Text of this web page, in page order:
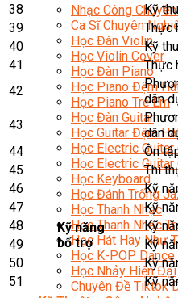
Nhạc Công
Ca Sĩ Chuyên
Học Đàn Violin
Học Violin Cover
Học Đàn Piano
Học Piano Đệm
Học Piano Trẻ Em
Học Đàn Guitar
Học Guitar Đệm
Học Electric
Học Electric Guitar
Học Keyboard
Học Đánh Trống
Học Thanh Nhạc
Học Thanh Nhạc
Học Hát Hay Như
Học K-POP Dance
Học Nhảy Hiện Đại
Chuyên Đề Tiktok
38
Kỹ
39
Thực
40
Kỹ
41
Thực
42
dân
43
dân
44
Ôn
45
Thi
46
Kỹ năng
bổ trợ
Kỹ
47
Kỹ
48
Kỹ
49
Kỹ
50
Kỹ
51
Kỹ